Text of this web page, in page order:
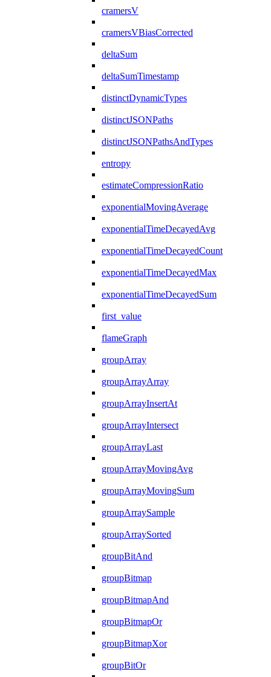
cramersV
cramersVBiasCorrected
deltaSum
deltaSumTimestamp
distinctDynamicTypes
distinctJSONPaths
distinctJSONPathsAndTypes
entropy
estimateCompressionRatio
exponentialMovingAverage
exponentialTimeDecayedAvg
exponentialTimeDecayedCount
exponentialTimeDecayedMax
exponentialTimeDecayedSum
first_value
flameGraph
groupArray
groupArrayArray
groupArrayInsertAt
groupArrayIntersect
groupArrayLast
groupArrayMovingAvg
groupArrayMovingSum
groupArraySample
groupArraySorted
groupBitAnd
groupBitmap
groupBitmapAnd
groupBitmapOr
groupBitmapXor
groupBitOr